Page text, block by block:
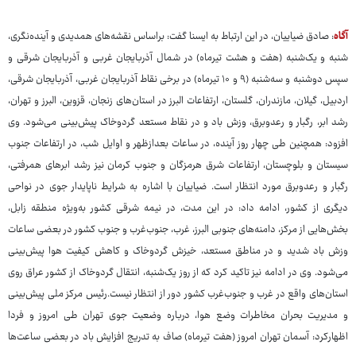
آگاه: صادق ضیاییان، در این ارتباط به ایسنا گفت: براساس نقشه‌های همدیدی و آینده‌نگری،
شنبه و یک‌شنبه (هفت و هشت تیرماه) در شمال آذربایجان‌ غربی و آذربایجان شرقی و
سپس دوشنبه و سه‌شنبه (۹ و ۱۰ تیرماه) در برخی نقاط آذربایجان غربی، آذربایجان شرقی،
اردبیل، گیلان، مازندران، گلستان، ارتفاعات البرز در استان‌های زنجان، قزوین، البرز و تهران،
رشد ابر، رگبار و رعدوبرق، وزش باد و در نقاط مستعد گردوخاک پیش‌بینی می‌شود. وی
افزود: همچنین طی چهار روز آینده، در ساعات بعدازظهر و اوایل شب، در ارتفاعات جنوب
سیستان‌ و بلوچستان، ارتفاعات شرق هرمزگان و جنوب کرمان نیز رشد ابرهای همرفتی،
رگبار و رعدوبرق مورد انتظار است. ضیاییان با اشاره به شرایط ناپایدار جوی در نواحی
دیگری از کشور، ادامه داد: در این مدت، در نیمه شرقی کشور به‌ویژه منطقه زابل،
بخش‌هایی از مرکز، دامنه‌های جنوبی البرز، غرب، جنوب‌غرب و جنوب کشور در بعضی ساعات
وزش باد شدید و در مناطق مستعد، خیزش گردوخاک و کاهش کیفیت هوا پیش‌بینی
می‌شود. وی در ادامه نیز تاکید کرد که از روز یک‌شنبه، انتقال گردوخاک از کشور عراق روی
استان‌های واقع در غرب و جنوب‌غرب کشور دور از انتظار نیست.رئیس مرکز ملی پیش‌بینی
و مدیریت بحران مخاطرات وضع هوا، درباره وضعیت جوی تهران طی امروز و فردا
اظهارکرد: آسمان تهران امروز (هفت تیرماه) صاف به تدریج افزایش باد در بعضی ساعت‌ها